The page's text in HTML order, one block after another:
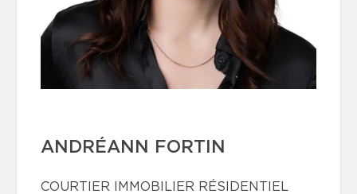
ANDRÉANN FORTIN
COURTIER IMMOBILIER RÉSIDENTIEL